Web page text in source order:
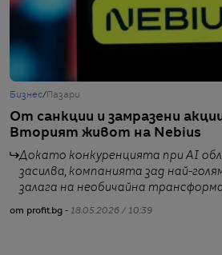
Бизнес/Пазари
От санкции и замразени
Вторият живот на Nebius
Докато конкуренцията при AI
засилва, компанията зад най-
залага на необичайна
от profit.bg - 18.05.2026 / 10:39